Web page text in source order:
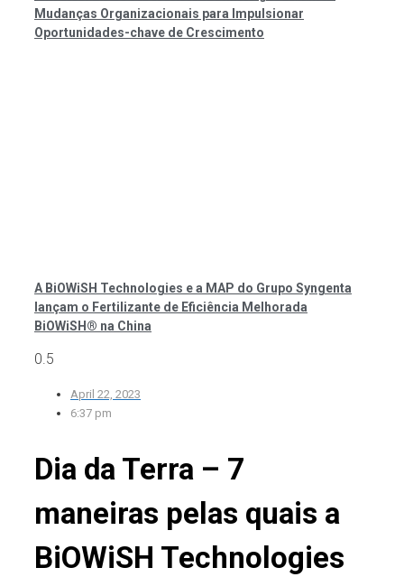
Mudanças Organizacionais para Impulsionar
Oportunidades-chave de Crescimento
A BiOWiSH Technologies e a MAP do Grupo Syngenta
lançam o Fertilizante de Eficiência Melhorada
BiOWiSH® na China
April 22, 2023
6:37 pm
Dia da Terra – 7
maneiras pelas quais a
BiOWiSH Technologies